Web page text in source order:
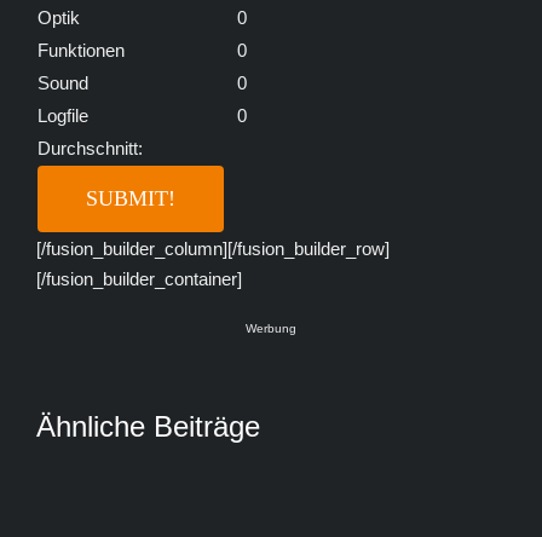
Optik
0
Funktionen
0
Sound
0
Logfile
0
Durchschnitt:
[/fusion_builder_column][/fusion_builder_row]
[/fusion_builder_container]
Werbung
Ähnliche Beiträge